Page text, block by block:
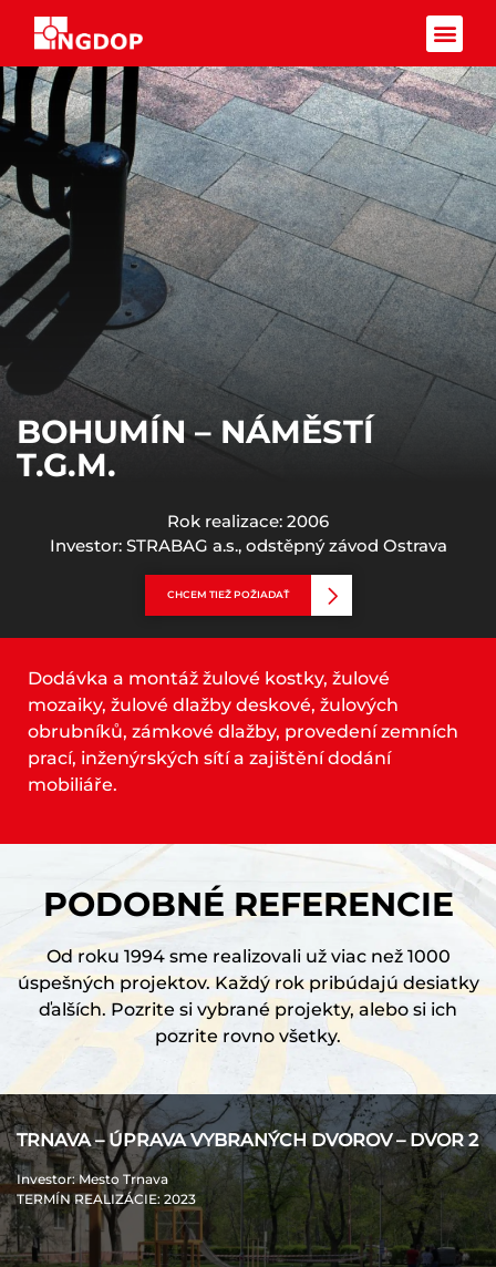
Rok realizace: 2006
Investor: STRABAG a.s., odstěpný závod Ostrava
BOHUMÍN – NÁMĚSTÍ
T.G.M.
CHCEM TIEŽ POŽIADAŤ
Dodávka a montáž žulové kostky, žulové
mozaiky, žulové dlažby deskové, žulových
obrubníků, zámkové dlažby, provedení zemních
prací, inženýrských sítí a zajištění dodání
mobiliáře.
PODOBNÉ REFERENCIE
Od roku 1994 sme realizovali už viac než 1000
úspešných projektov. Každý rok pribúdajú desiatky
ďalších. Pozrite si vybrané projekty, alebo si ich
pozrite rovno všetky.
TRNAVA – ÚPRAVA VYBRANÝCH DVOROV – DVOR 2
Investor: Mesto Trnava
TERMÍN REALIZÁCIE: 2023